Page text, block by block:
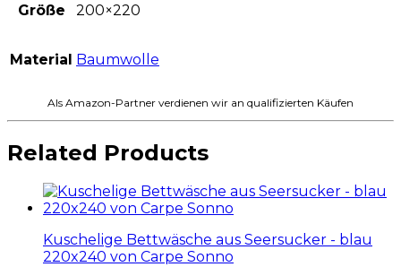
Größe 200×220
Material Baumwolle
Als Amazon-Partner verdienen wir an qualifizierten Käufen
Related Products
Kuschelige Bettwäsche aus Seersucker - blau
220x240 von Carpe Sonno